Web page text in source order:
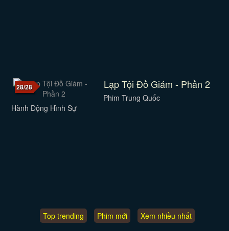
28/28 Lạp Tội Đồ Giám - Phần 2
Phim Trung Quốc
Hành Động Hình Sự
Top trending Phim mới Xem nhiều nhất